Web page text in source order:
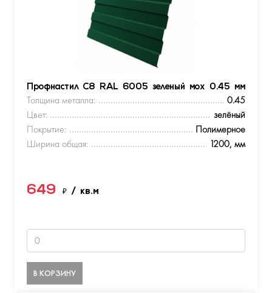
Профнастил С8 RAL 6005 зеленый мох 0.45 мм
Толщина металла:
0.45
Цвет:
зелёный
Покрытие:
Полимерное
Ширина общая:
1200, мм
649 ₽ / кв.м
В КОРЗИНУ